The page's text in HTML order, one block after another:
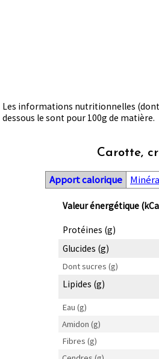
Les informations nutritionnelles
dessous le sont pour 100g de matière.
Carotte,
Apport calorique
Valeur énergétique
Protéines (g)
Glucides (g)
Dont sucres (g)
Lipides (g)
Eau (g)
Amidon (g)
Fibres (g)